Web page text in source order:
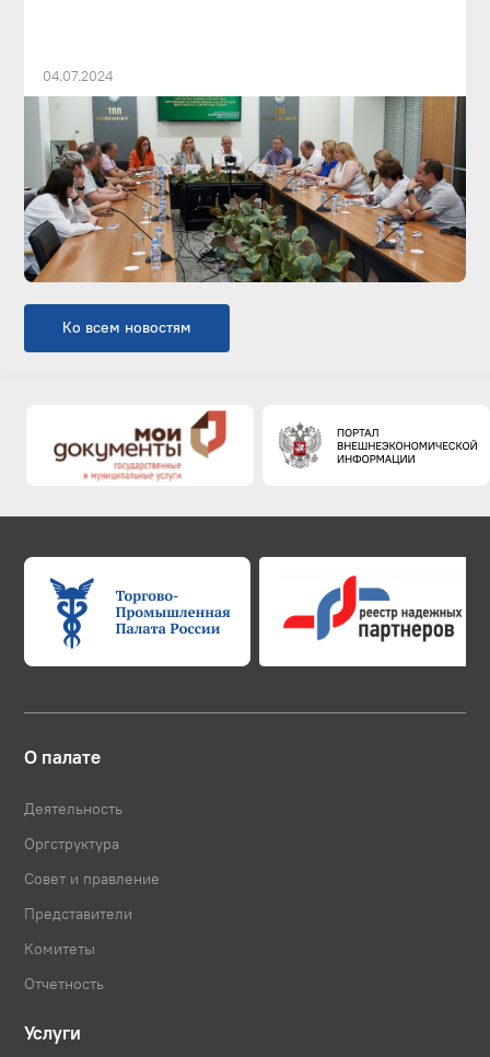
04.07.2024
Ко всем новостям
О палате
Деятельность
Оргструктура
Совет и правление
Представители
Комитеты
Отчетность
Услуги